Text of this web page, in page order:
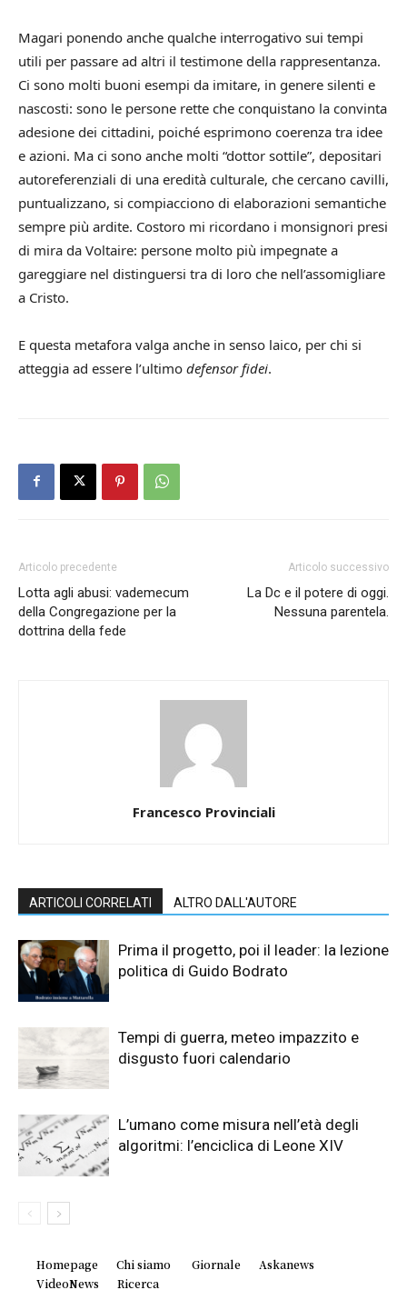
Magari ponendo anche qualche interrogativo sui tempi
utili per passare ad altri il testimone della rappresentanza.
Ci sono molti buoni esempi da imitare, in genere silenti e
nascosti: sono le persone rette che conquistano la convinta
adesione dei cittadini, poiché esprimono coerenza tra idee
e azioni. Ma ci sono anche molti “dottor sottile”, depositari
autoreferenziali di una eredità culturale, che cercano cavilli,
puntualizzano, si compiacciono di elaborazioni semantiche
sempre più ardite. Costoro mi ricordano i monsignori presi
di mira da Voltaire: persone molto più impegnate a
gareggiare nel distinguersi tra di loro che nell’assomigliare
a Cristo.
E questa metafora valga anche in senso laico, per chi si
atteggia ad essere l’ultimo defensor fidei.
Articolo precedente
Lotta agli abusi: vademecum
della Congregazione per la
dottrina della fede
Articolo successivo
La Dc e il potere di oggi.
Nessuna parentela.
Francesco Provinciali
ARTICOLI CORRELATI ALTRO DALL'AUTORE
Prima il progetto, poi il leader: la lezione
politica di Guido Bodrato
Tempi di guerra, meteo impazzito e
disgusto fuori calendario
L’umano come misura nell’età degli
algoritmi: l’enciclica di Leone XIV
Homepage Chi siamo Giornale
Askanews
VideoNews
Ricerca